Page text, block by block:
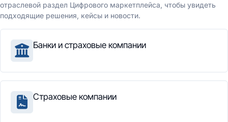
отраслевой раздел Цифрового маркетплейса, чтобы увидеть
подходящие решения, кейсы и новости.
Банки и страховые компании
Страховые компании